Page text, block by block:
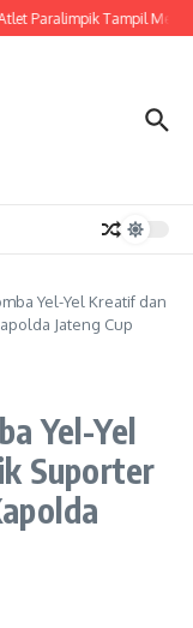
Paralimpik Tampil
Yel-Yel Kreatif dan
Jateng Cup
Yel-Yel
Suporter